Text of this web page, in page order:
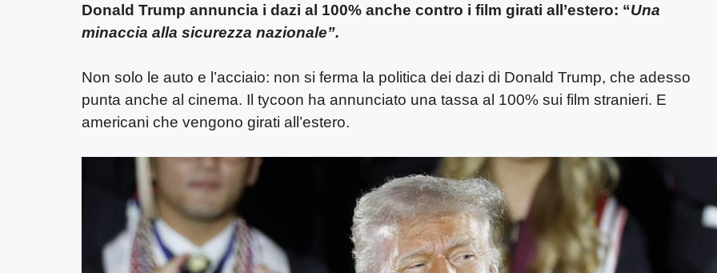
Donald Trump annuncia i dazi al 100% anche contro i film girati all’estero: “Una
minaccia alla sicurezza nazionale”.
Non solo le auto e l’acciaio: non si ferma la politica dei dazi di Donald Trump, che adesso
punta anche al cinema. Il tycoon ha annunciato una tassa al 100% sui film stranieri. E
americani che vengono girati all’estero.